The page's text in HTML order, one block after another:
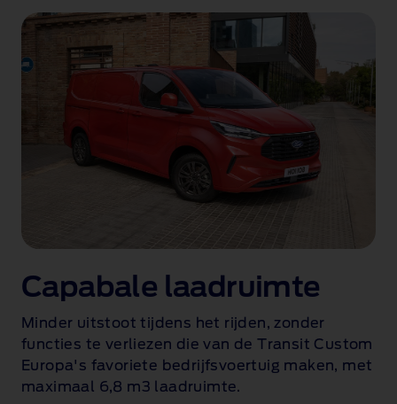
Capabale laadruimte
Minder uitstoot tijdens het rijden, zonder
functies te verliezen die van de Transit Custom
Europa's favoriete bedrijfsvoertuig maken, met
maximaal 6,8 m3 laadruimte.